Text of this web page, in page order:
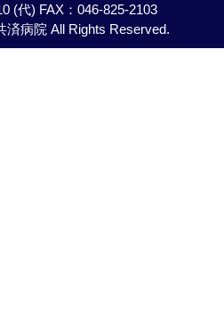
(代) FAX：046-825-2103
済病院 All Rights Reserved.